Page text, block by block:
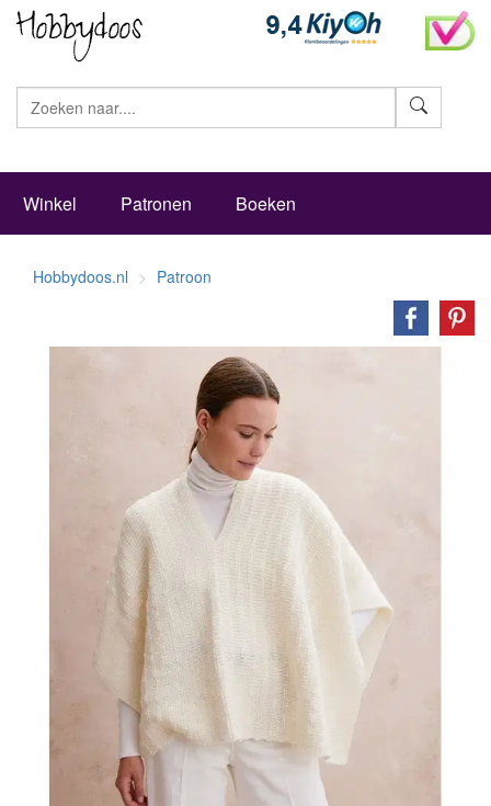
Winkel Patronen Boeken
Hobbydoos.nl Patroon